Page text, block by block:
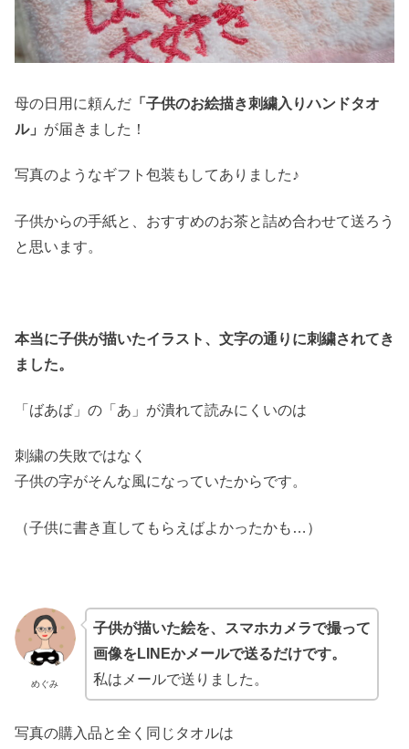
母の日用に頼んだ 「子供のお絵描き刺繍入りハンドタオ
ル」 が届きました！
写真のようなギフト包装もしてありました♪
子供からの手紙と、おすすめのお茶と詰め合わせて送ろう
と思います。
本当に子供が描いたイラスト、文字の通りに刺繍されてき
ました。
「ばあば」の「あ」が潰れて読みにくいのは
刺繍の失敗ではなく
子供の字がそんな風になっていたからです。
（子供に書き直してもらえばよかったかも…）
めぐみ
子供が描いた絵を、スマホカメラで撮って
画像をLINEかメールで送るだけです。
私はメールで送りました。
写真の購入品と全く同じタオルは